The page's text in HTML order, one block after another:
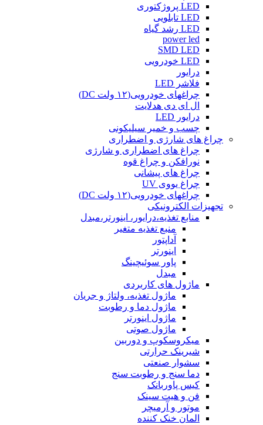
LED پروژکتوری
LED تابلویی
LED رشد گیاه
power led
SMD LED
LED خودرویی
درایور
فلاشر LED
چراغهای خودرویی(۱۲ ولت DC)
ال ای دی هدلایت
درایور LED
چسب و خمیر سیلیکونی
چراغ های شارژی و اضطراری
چراغ های اضطراری و شارژی
نورافکن و چراغ قوه
چراغ های پیشانی
چراغ یووی UV
چراغهای خودرویی(۱۲ ولت DC)
تجهیزات الکترونیکی
منابع تغذیه،درایور، اینورتر،مبدل
منبع تغذیه متغیر
آداپتور
اینورتر
پاور سوئیچینگ
مبدل
ماژول های کاربردی
ماژول تغذیه، ولتاژ و جریان
ماژول دما و رطوبت
ماژول اینورتر
ماژول صوتی
میکروسکوپ و دوربین
شیرینک حرارتی
سشوار صنعتی
دما سنج و رطوبت سنج
کیس پاوربانک
فن و هیت سینک
موتور و آرمیچر
المان خنک کننده